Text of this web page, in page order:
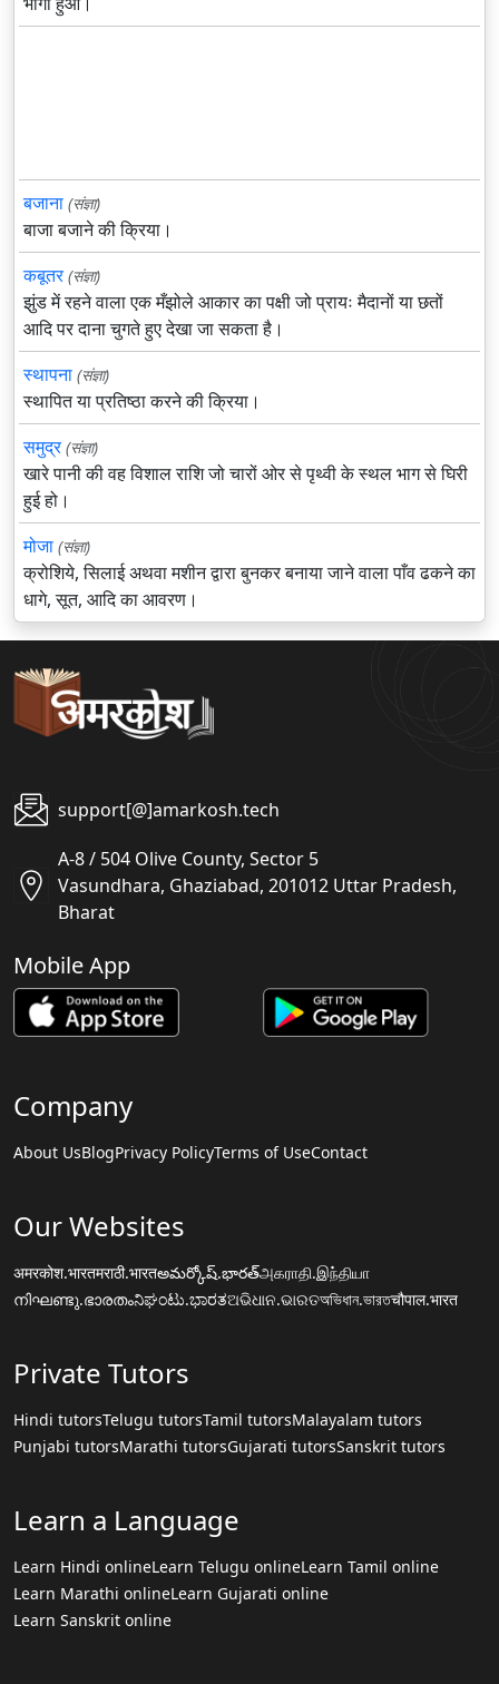
बजाना (संज्ञा)
बाजा बजाने की क्रिया।
कबूतर (संज्ञा)
झुंड में रहने वाला एक मँझोले आकार का पक्षी जो प्रायः मैदानों या छतों
आदि पर दाना चुगते हुए देखा जा सकता है।
स्थापना (संज्ञा)
स्थापित या प्रतिष्ठा करने की क्रिया।
समुद्र (संज्ञा)
खारे पानी की वह विशाल राशि जो चारों ओर से पृथ्वी के स्थल भाग से घिरी
हुई हो।
मोजा (संज्ञा)
क्रोशिये, सिलाई अथवा मशीन द्वारा बुनकर बनाया जाने वाला पाँव ढकने का
धागे, सूत, आदि का आवरण।
support[@]amarkosh.tech
A-8 / 504 Olive County, Sector 5
Vasundhara, Ghaziabad, 201012 Uttar Pradesh,
Bharat
Mobile App
Company
About UsBlogPrivacy PolicyTerms of UseContact
Our Websites
अमरकोश.भारतमराठी.भारतఅమర్కోష్.భారత్அகராதி.இந்தியா
നിഘണ്ടു.ഭാരതംನಿಘಂಟು.ಭಾರತଅଭିଧାନ.ଭାରତঅভিধান.ভারতचौपाल.भारत
Private Tutors
Hindi tutorsTelugu tutorsTamil tutorsMalayalam tutors
Punjabi tutorsMarathi tutorsGujarati tutorsSanskrit tutors
Learn a Language
Learn Hindi onlineLearn Telugu onlineLearn Tamil online
Learn Marathi onlineLearn Gujarati online
Learn Sanskrit online